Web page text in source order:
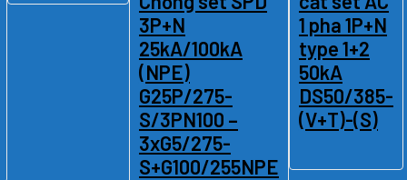
3P+N
25kA/100kA
(NPE)
G25P/275-
S/3PN100 –
3xG5/275-
S+G100/255NPE
1 pha 1P+N
type 1+2
50kA
DS50/385-
(V+T)-(S)